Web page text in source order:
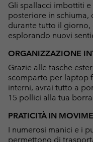
Gli spallacci imbottiti
posteriore in
durante tutto il giorno,
esplorando nuovi
ORGANIZZAZIONE
Grazie alle tasche
scomparto per laptop
interni, avrai tutto a
15 pollici alla tua
PRATICITÀ IN
I numerosi manici e i
permettono di